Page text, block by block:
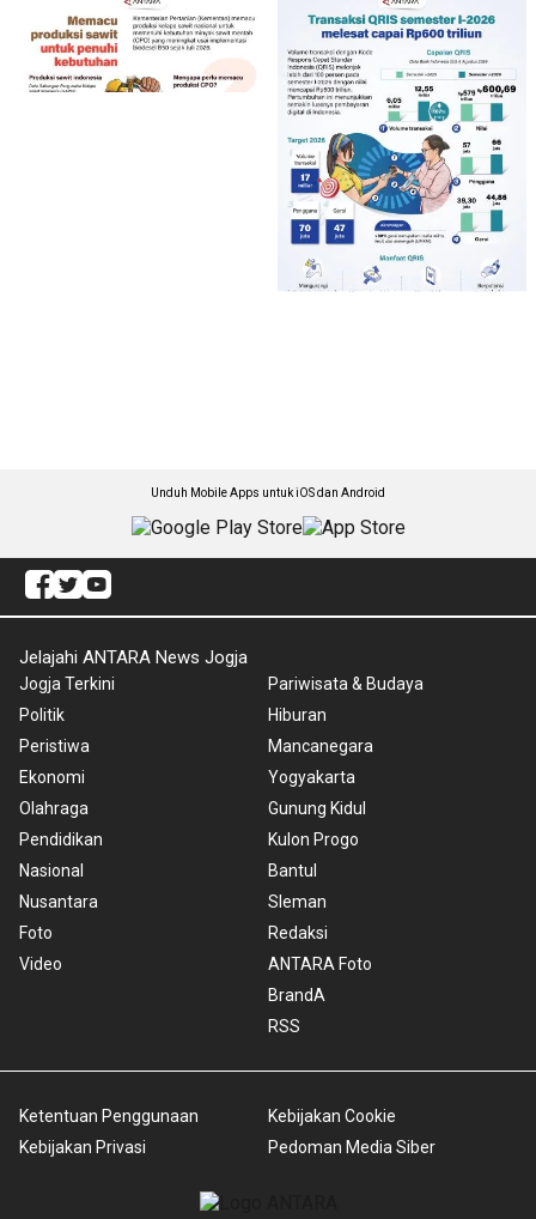
Unduh Mobile Apps untuk iOS dan Android
Jelajahi ANTARA News Jogja
Jogja Terkini
Politik
Peristiwa
Ekonomi
Olahraga
Pendidikan
Nasional
Nusantara
Foto
Video
Pariwisata & Budaya
Hiburan
Mancanegara
Yogyakarta
Gunung Kidul
Kulon Progo
Bantul
Sleman
Redaksi
ANTARA Foto
BrandA
RSS
Ketentuan Penggunaan
Kebijakan Privasi
Kebijakan Cookie
Pedoman Media Siber